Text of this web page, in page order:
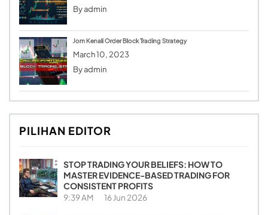
Byadmin
Jom Kenali Order Block Trading Strategy
March 10, 2023
Byadmin
PILIHAN EDITOR
STOP TRADING YOUR BELIEFS: HOW TO
MASTER EVIDENCE-BASED TRADING FOR
CONSISTENT PROFITS
9:39 AM 16 Jun 2026